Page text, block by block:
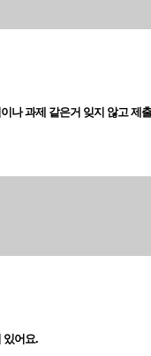
나 과제 같은거 잊지 않고 제
있어요.